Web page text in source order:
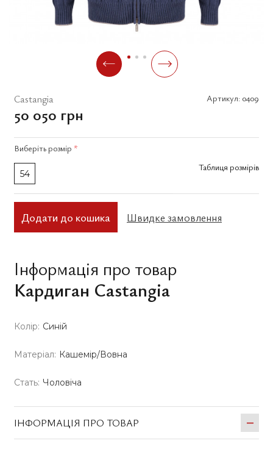
Castangia Артикул: 0409
50 050 грн
Виберіть розмір *
54
Таблиця розмірів
Додати до кошика Швидке замовлення
Інформація про товар
Кардиган Castangia
Колір: Синій
Матеріал: Кашемір/Вовна
Стать: Чоловіча
ІНФОРМАЦІЯ ПРО ТОВАР